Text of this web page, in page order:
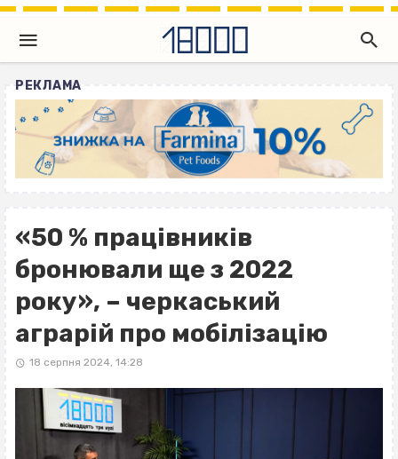
РЕКЛАМА
«50 % працівників
бронювали ще з 2022
року», – черкаський
аграрій про мобілізацію
18 серпня 2024, 14:28